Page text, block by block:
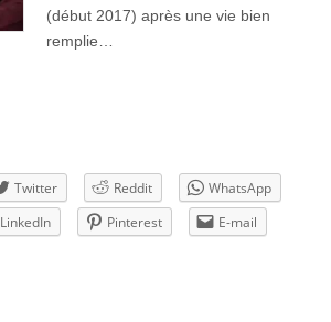
(début 2017) après une vie bien
remplie…
Twitter Reddit
WhatsApp
LinkedIn Pinterest
E-mail